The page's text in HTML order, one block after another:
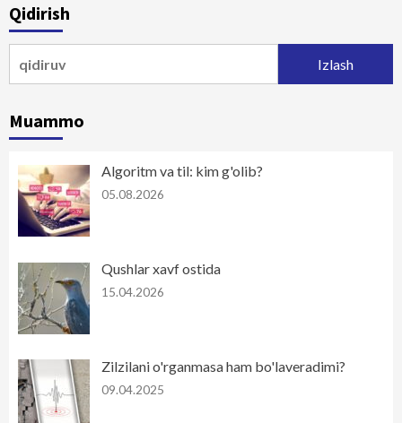
Qidirish
Muammo
Algoritm va til: kim g'olib?
05.08.2026
Qushlar xavf ostida
15.04.2026
Zilzilani o'rganmasa ham bo'laveradimi?
09.04.2025